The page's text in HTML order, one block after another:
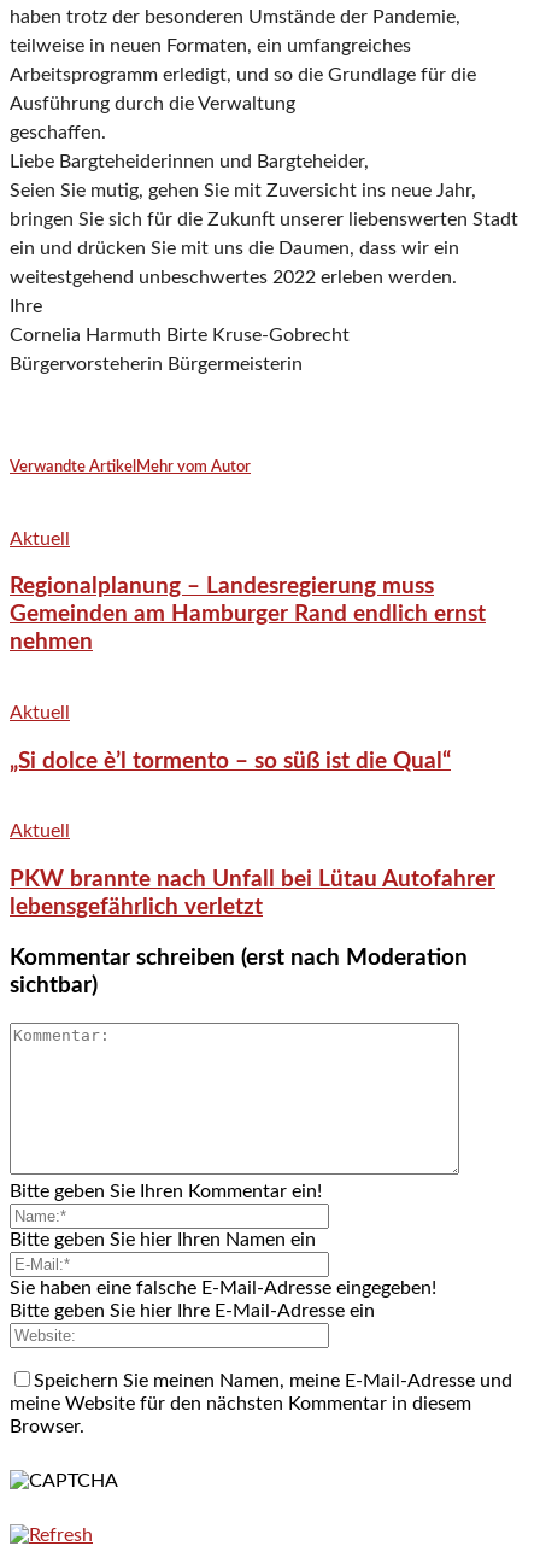
haben trotz der besonderen Umstände der Pandemie,
teilweise in neuen Formaten, ein umfangreiches
Arbeitsprogramm erledigt, und so die Grundlage für die
Ausführung durch die Verwaltung
geschaffen.
Liebe Bargteheiderinnen und Bargteheider,
Seien Sie mutig, gehen Sie mit Zuversicht ins neue Jahr,
bringen Sie sich für die Zukunft unserer liebenswerten Stadt
ein und drücken Sie mit uns die Daumen, dass wir ein
weitestgehend unbeschwertes 2022 erleben werden.
Ihre
Cornelia Harmuth Birte Kruse-Gobrecht
Bürgervorsteherin Bürgermeisterin
Verwandte Artikel Mehr vom Autor
Aktuell
Regionalplanung – Landesregierung muss
Gemeinden am Hamburger Rand endlich ernst
nehmen
Aktuell
„Si dolce è’l tormento – so süß ist die Qual“
Aktuell
PKW brannte nach Unfall bei Lütau Autofahrer
lebensgefährlich verletzt
Kommentar schreiben (erst nach Moderation
sichtbar)
Bitte geben Sie Ihren Kommentar ein!
Bitte geben Sie hier Ihren Namen ein
Sie haben eine falsche E-Mail-Adresse eingegeben!
Bitte geben Sie hier Ihre E-Mail-Adresse ein
Speichern Sie meinen Namen, meine E-Mail-Adresse und
meine Website für den nächsten Kommentar in diesem
Browser.